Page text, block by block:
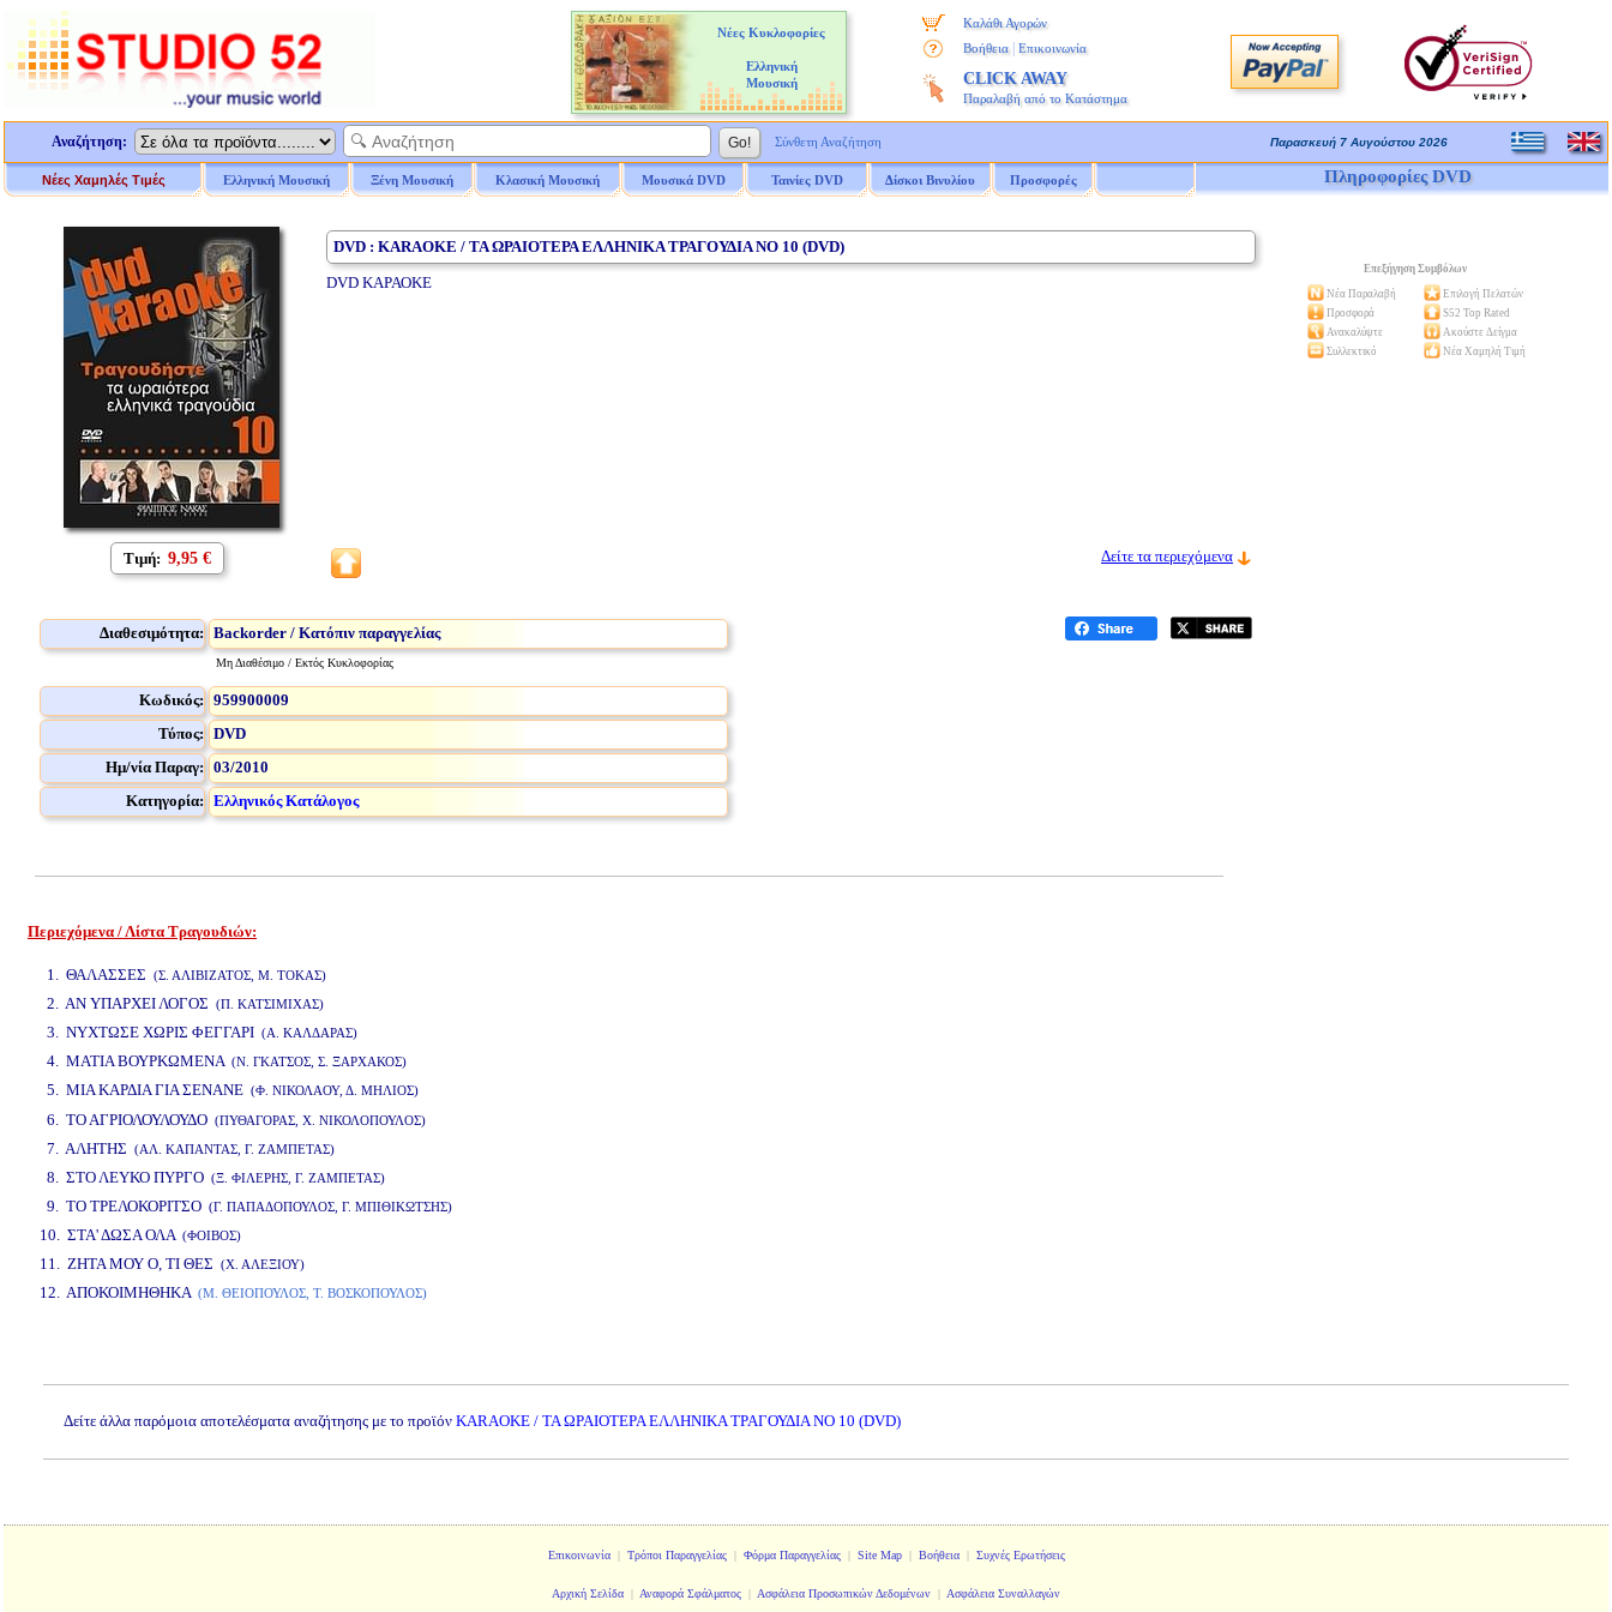
Νέες Κυκλοφορίες
Ελληνική
Μουσική
Καλάθι Αγορών
Βοήθεια
Επικοινωνία
CLICK AWAY
Παραλαβή από το Κατάστημα
Αναζήτηση: Σύνθετη Αναζήτηση Παρασκευή 7 Αυγούστου 2026
Νέες Χαμηλές Τιμές Ελληνική Μουσική Ξένη Μουσική Κλασική Μουσική Μουσικά DVD Ταινίες DVD Δίσκοι Βινυλίου Προσφορές Πληροφορίες DVD
Τιμή: 9,95 €
DVD : KARAOKE / ΤΑ ΩΡΑΙΟΤΕΡΑ ΕΛΛΗΝΙΚΑ ΤΡΑΓΟΥΔΙΑ ΝΟ 10 (DVD)
DVD ΚΑΡΑΟΚΕ
Δείτε τα περιεχόμενα
Διαθεσιμότητα: Backorder / Κατόπιν παραγγελίας
Μη Διαθέσιμο / Εκτός Κυκλοφορίας
Κωδικός: 959900009
Τύπος: DVD
Ημ/νία Παραγ: 03/2010
Κατηγορία: Ελληνικός Κατάλογος
Επεξήγηση Συμβόλων
Νέα Παραλαβή
Επιλογή Πελατών
Προσφορά
S52 Top Rated
Ανακαλύψτε
Ακούστε Δείγμα
Συλλεκτικό
Νέα Χαμηλή Τιμή
Περιεχόμενα / Λίστα Τραγουδιών:
1. ΘΑΛΑΣΣΕΣ (Σ. ΑΛΙΒΙΖΑΤΟΣ, Μ. ΤΟΚΑΣ)
2. ΑΝ ΥΠΑΡΧΕΙ ΛΟΓΟΣ (Π. ΚΑΤΣΙΜΙΧΑΣ)
3. ΝΥΧΤΩΣΕ ΧΩΡΙΣ ΦΕΓΓΑΡΙ (Α. ΚΑΛΔΑΡΑΣ)
4. ΜΑΤΙΑ ΒΟΥΡΚΩΜΕΝΑ (Ν. ΓΚΑΤΣΟΣ, Σ. ΞΑΡΧΑΚΟΣ)
5. ΜΙΑ ΚΑΡΔΙΑ ΓΙΑ ΣΕΝΑΝΕ (Φ. ΝΙΚΟΛΑΟΥ, Δ. ΜΗΛΙΟΣ)
6. ΤΟ ΑΓΡΙΟΛΟΥΛΟΥΔΟ (ΠΥΘΑΓΟΡΑΣ, Χ. ΝΙΚΟΛΟΠΟΥΛΟΣ)
7. ΑΛΗΤΗΣ (ΑΛ. ΚΑΠΑΝΤΑΣ, Γ. ΖΑΜΠΕΤΑΣ)
8. ΣΤΟ ΛΕΥΚΟ ΠΥΡΓΟ (Ξ. ΦΙΛΕΡΗΣ, Γ. ΖΑΜΠΕΤΑΣ)
9. ΤΟ ΤΡΕΛΟΚΟΡΙΤΣΟ (Γ. ΠΑΠΑΔΟΠΟΥΛΟΣ, Γ. ΜΠΙΘΙΚΩΤΣΗΣ)
10. ΣΤΑ' ΔΩΣΑ ΟΛΑ (ΦΟΙΒΟΣ)
11. ΖΗΤΑ ΜΟΥ Ο, ΤΙ ΘΕΣ (Χ. ΑΛΕΞΙΟΥ)
12. ΑΠΟΚΟΙΜΗΘΗΚΑ (Μ. ΘΕΙΟΠΟΥΛΟΣ, Τ. ΒΟΣΚΟΠΟΥΛΟΣ)
Δείτε άλλα παρόμοια αποτελέσματα αναζήτησης με το προϊόν KARAOKE / ΤΑ ΩΡΑΙΟΤΕΡΑ ΕΛΛΗΝΙΚΑ ΤΡΑΓΟΥΔΙΑ ΝΟ 10 (DVD)
Επικοινωνία| Τρόποι Παραγγελίας| Φόρμα Παραγγελίας| Site Map| Βοήθεια| Συχνές Ερωτήσεις
Αρχική Σελίδα | Αναφορά Σφάλματος | Ασφάλεια Προσωπικών Δεδομένων | Ασφάλεια Συναλλαγών